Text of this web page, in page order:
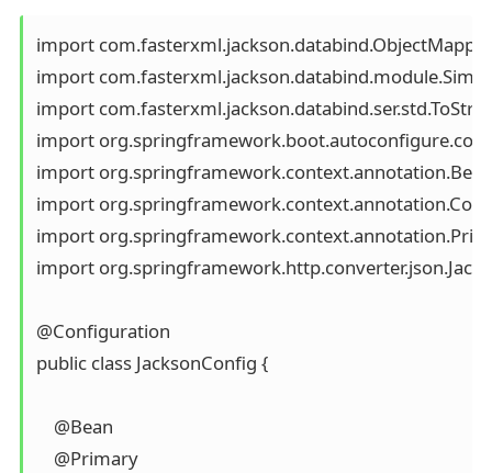
import
import
import
import
import
import
import
import
@Configuration
public class JacksonConfig {
    @Bean
    @Primary